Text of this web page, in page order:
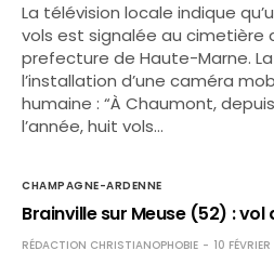
La télévision locale indique
vols est signalée au cimetière
prefecture de Haute-Marne.
l’installation d’une caméra
humaine : “À Chaumont,
l’année, huit vols…
CHAMPAGNE-ARDENNE
Brainville sur Meuse (52) : vol
RÉDACTION CHRISTIANOPHOBIE 10